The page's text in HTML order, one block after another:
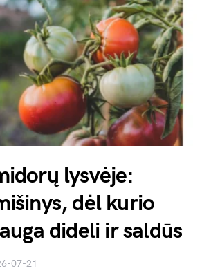
lysvėje:
dėl kurio
dideli ir saldūs
07-21